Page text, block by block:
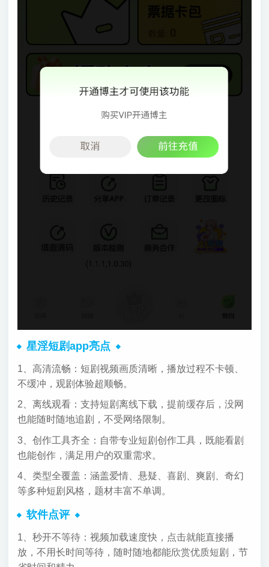
星淫短剧app亮点
1、高清流畅：短剧视频画质清晰，播放过程不卡顿、
不缓冲，观剧体验超顺畅。
2、离线观看：支持短剧离线下载，提前缓存后，没网
也能随时随地追剧，不受网络限制。
3、创作工具齐全：自带专业短剧创作工具，既能看剧
也能创作，满足用户的双重需求。
4、类型全覆盖：涵盖爱情、悬疑、喜剧、爽剧、奇幻
等多种短剧风格，题材丰富不单调。
软件点评
1、秒开不等待：视频加载速度快，点击就能直接播
放，不用长时间等待，随时随地都能欣赏优质短剧，节